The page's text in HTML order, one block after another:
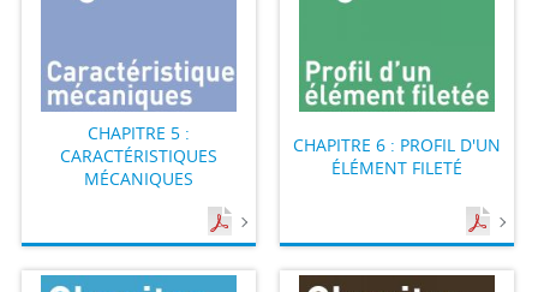
CHAPITRE 5 :
CARACTÉRISTIQUES
MÉCANIQUES
CHAPITRE 6 : PROFIL D'UN
ÉLÉMENT FILETÉ